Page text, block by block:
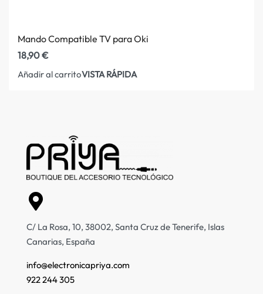
Mando Compatible TV para Oki
18,90€
Añadir al carritoVISTA RÁPIDA
C/ La Rosa, 10, 38002, Santa Cruz de Tenerife, Islas
Canarias, España
info@electronicapriya.com
922 244 305